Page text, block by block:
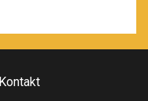
Kontakt